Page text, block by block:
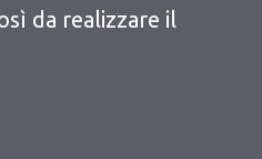
da realizzare il